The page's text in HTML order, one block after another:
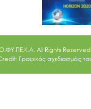
All Rights
Γραφικός σχεδιασμός